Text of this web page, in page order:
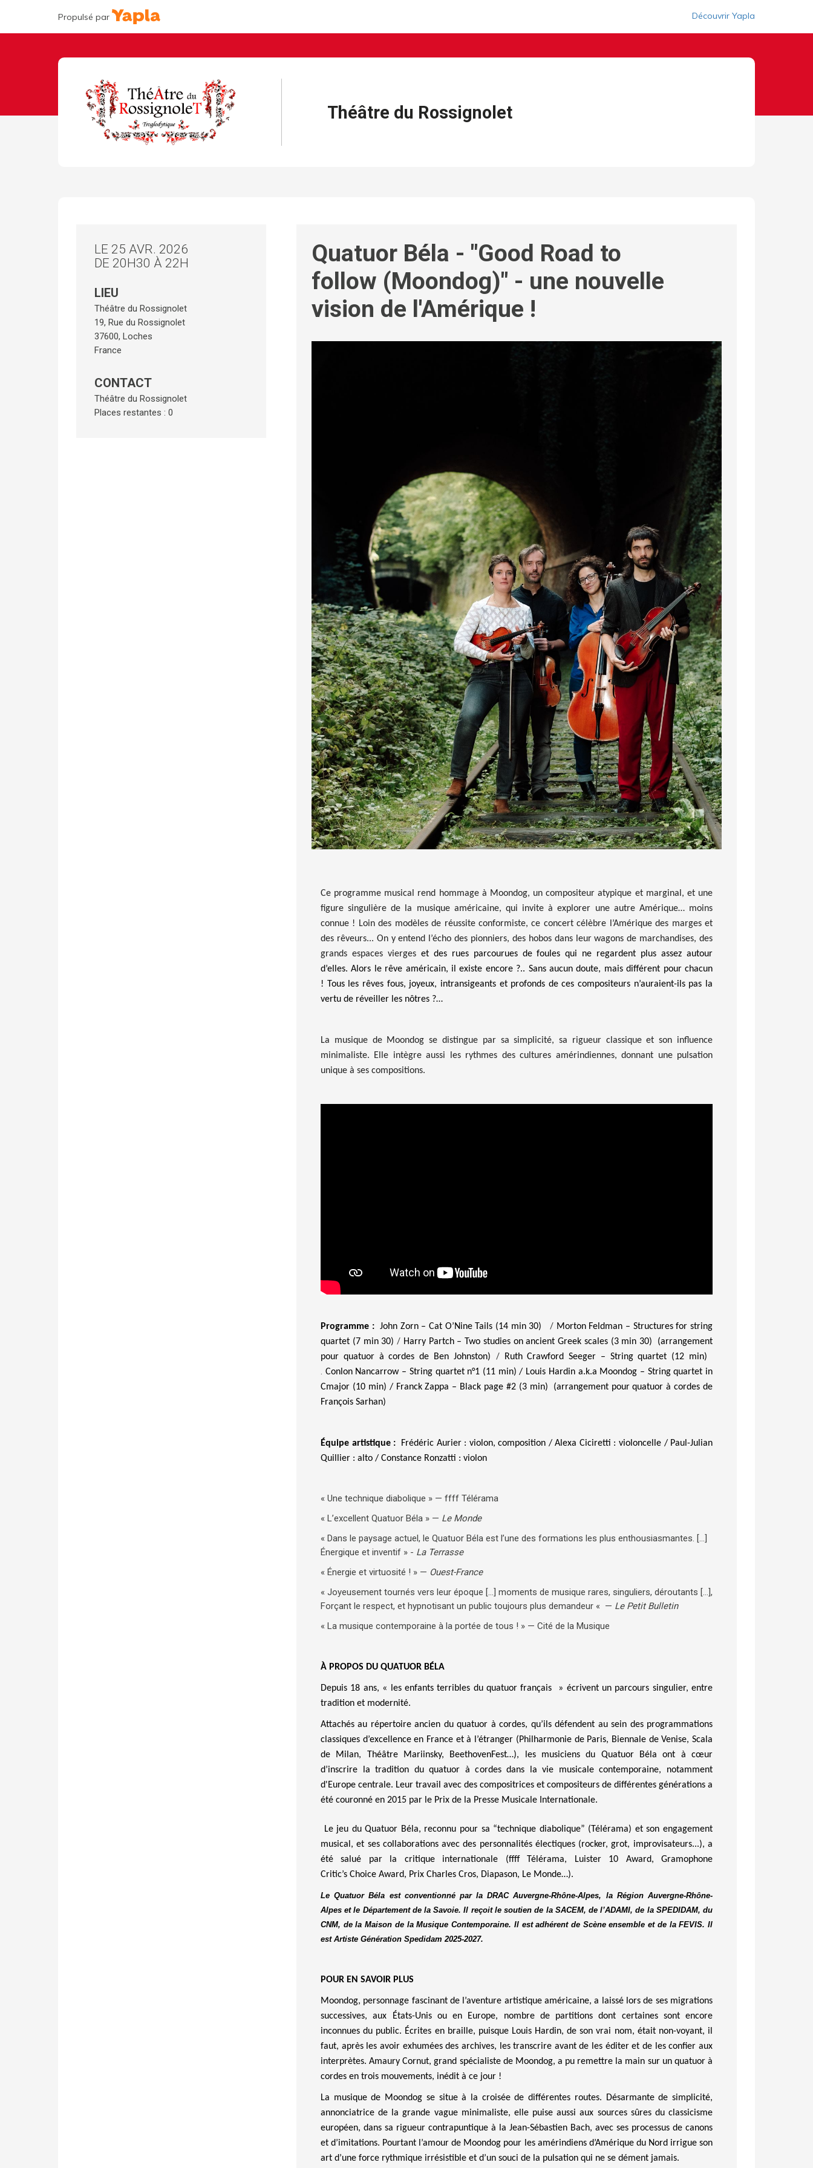
Propulsé par Découvrir Yapla
Théâtre du Rossignolet
LE 25 AVR. 2026
DE 20H30 À 22H
LIEU
Théâtre du Rossignolet
19, Rue du Rossignolet
37600, Loches
France
CONTACT
Théâtre du Rossignolet
Places restantes : 0
Quatuor Béla - "Good Road to
follow (Moondog)" - une nouvelle
vision de l'Amérique !
Ce programme musical rend hommage à Moondog, uncompositeur atypique et marginal , et une
figuresingulière de la musique américaine, qui invite à explorer une autre Amérique… moins
connue ! Loin des modèlesde réussite conformiste, ce concert célèbre l’Amérique des marges et
des rêveurs... On y entend l’écho des pionniers, des hobos dans leur wagons de marchandises, des
grands espacesvierges et des rues parcourues de foules qui ne regardent plus assez autour
d’elles. Alors le rêve américain, il existe encore ?.. Sans aucun doute, maisdifférent pourchacun
! Tous les rêves fous, joyeux, intransigeants et profonds de ces compositeurs n’auraient-ils pas la
vertu de réveiller les nôtres ?…
La musique de Moondog se distingue par sa simplicité, sa rigueur classique et son influence
minimaliste. Elle intègre aussi les rythmes des cultures amérindiennes, donnant une pulsation
unique à ses compositions.
Programme : John Zorn – Cat O’Nine Tails (14 min 30) / Morton Feldman – Structures for string
quartet (7 min 30) / Harry Partch– Two studies on ancient Greek scales (3 min 30)
(arrangement
pour quatuoràcordes de Ben Johnston) / Ruth Crawford Seeger – String quartet (12 min)
. Conlon Nancarrow– String quartet n°1 (11 min) / Louis Hardin a.k.a Moondog – String quartet in
Cmajor (10 min) / Franck Zappa – Black page #2 (3 min)
(arrangement pour quatuor à cordes de
François Sarhan)
Équipe artistique : Frédéric Aurier: violon, composition /Alexa Ciciretti : violoncelle / Paul-Julian
Quillier : alto / Constance Ronzatti : violon
« Une technique diabolique » — ffff Télérama
« L’excellent Quatuor Béla » — Le Monde
« Dans le paysage actuel, le Quatuor Béla est l’une des formations les plus enthousiasmantes. […]
Énergique et inventif » - La Terrasse
« Énergie et virtuosité ! » — Ouest-France
« Joyeusement tournés vers leur époque […] moments de musique rares, singuliers, déroutants […],
Forçant le respect, et hypnotisant un public toujours plus demandeur « — Le Petit Bulletin
« La musique contemporaine à la portée de tous ! » — Cité de la Musique
À PROPOS DU QUATUOR BÉLA
Depuis 18 ans, « les enfants terribles du quatuorfrançais » écrivent un parcours singulier, entre
tradition et modernité.
Attachés au répertoire ancien du quatuor à cordes, qu’ils défendent au sein des programmations
classiques d’excellence en France et à l’étranger (Philharmonie de Paris, Biennale de Venise, Scala
de Milan, Théâtre
Mariinsky, BeethovenFest…), les musiciens du Quatuor Béla ont à cœur
d’inscrire la tradition du quatuor à cordes dans la vie musicale contemporaine, notamment
d'Europe centrale. Leur travail avec des compositrices et compositeurs de différentes générations a
été couronné en 2015 par le Prix de la Presse Musicale Internationale.
Le jeu du Quatuor Béla, reconnu pour sa “technique diabolique” (Télérama) et son engagement
musical, et ses collaborations avec des personnalités électiques (rocker, grot, improvisateurs...), a
été salué par la critique internationale (ffffTélérama, Luister10 Award, Gramophone
Critic’s Choice Award, Prix Charles Cros, Diapason, Le Monde…).
Le Quatuor Béla est conventionné par la DRAC Auvergne-Rhône-Alpes, la Région Auvergne-Rhône-
Alpes et le Département de la Savoie. Il reçoit le soutien de la SACEM, de l’ADAMI, de la SPEDIDAM, du
CNM, de la Maison de la Musique Contemporaine. Il est adhérent de Scène ensemble et de la FEVIS. Il
est Artiste Génération Spedidam 2025-2027.
POUR EN SAVOIR PLUS
Moondog, personnage fascinant de l’aventure artistique américaine, a laissé lors de ses migrations
successives, aux États-Unis ou en Europe, nombre de partitions dont certaines sont encore
inconnues du public. Écrites en braille, puisque Louis Hardin, de son vrai nom, était non-voyant, il
faut, après les avoir exhumées des archives, les transcrire avant de les éditer et de les confier aux
interprètes. AmauryCornut, grand spécialiste de Moondog, a pu remettre la main sur un quatuor à
cordes en trois mouvements, inédit à ce jour !
La musique de Moondog se situe à la croisée de différentes routes. Désarmante de simplicité,
annonciatrice de la grande vague minimaliste, elle puise aussi aux sources sûres du classicisme
européen, dans sa rigueur contrapuntique à la Jean-Sébastien Bach, avec ses processus de canons
et d’imitations. Pourtant l’amour de Moondog pour les amérindiensd’Amérique du Nord irrigue son
art d’une force rythmique irrésistible et d’un souci de la pulsation qui ne se dément jamais.